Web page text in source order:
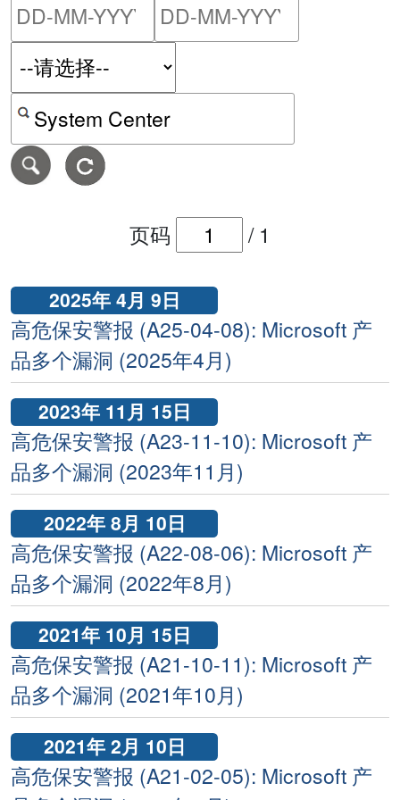
按关键字或 CVE ID 搜寻保安警报
页码 / 1
2025年 4月 9日
高危保安警报 (A25-04-08): Microsoft 产
品多个漏洞 (2025年4月)
2023年 11月 15日
高危保安警报 (A23-11-10): Microsoft 产
品多个漏洞 (2023年11月)
2022年 8月 10日
高危保安警报 (A22-08-06): Microsoft 产
品多个漏洞 (2022年8月)
2021年 10月 15日
高危保安警报 (A21-10-11): Microsoft 产
品多个漏洞 (2021年10月)
2021年 2月 10日
高危保安警报 (A21-02-05): Microsoft 产